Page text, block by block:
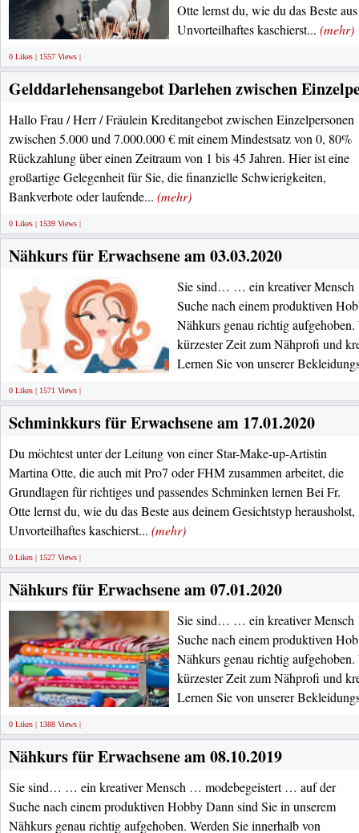
Otte lernst du, wie du das Beste
Unvorteilhaftes kaschierst... (mehr)
0 Likes | 1557 Views |
Gelddarlehensangebot Darlehen zwischen
Hallo Frau / Herr / Fräulein Kreditangebot zwischen Einzelpersonen
zwischen 5.000 und 7.000.000 € mit einem Mindestsatz von 0, 80%
Rückzahlung über einen Zeitraum von 1 bis 45 Jahren. Hier ist eine
großartige Gelegenheit für Sie, die finanzielle Schwierigkeiten,
Bankverbote oder laufende... (mehr)
0 Likes | 1539 Views |
Nähkurs für Erwachsene am 03.03.2020
Sie sind… … ein kreativer
Suche nach einem produktiven
Nähkurs genau richtig
kürzester Zeit zum Nähprofi und
Lernen Sie von unserer
0 Likes | 1571 Views |
Schminkkurs für Erwachsene am 17.01.2020
Du möchtest unter der Leitung von einer Star-Make-up-Artistin
Martina Otte, die auch mit Pro7 oder FHM zusammen arbeitet, die
Grundlagen für richtiges und passendes Schminken lernen Bei Fr.
Otte lernst du, wie du das Beste aus deinem Gesichtstyp herausholst,
Unvorteilhaftes kaschierst... (mehr)
0 Likes | 1527 Views |
Nähkurs für Erwachsene am 07.01.2020
Sie sind… … ein kreativer
Suche nach einem produktiven
Nähkurs genau richtig
kürzester Zeit zum Nähprofi und
Lernen Sie von unserer
0 Likes | 1388 Views |
Nähkurs für Erwachsene am 08.10.2019
Sie sind… … ein kreativer Mensch … modebegeistert … auf der
Suche nach einem produktiven Hobby Dann sind Sie in unserem
Nähkurs genau richtig aufgehoben. Werden Sie innerhalb von